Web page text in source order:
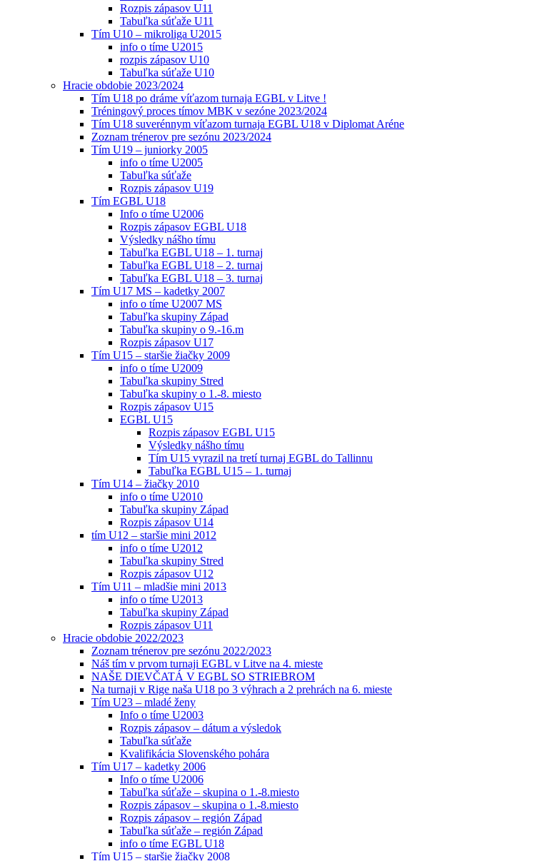
Rozpis zápasov U11
Tabuľka súťaže U11
Tím U10 – mikroliga U2015
info o tíme U2015
rozpis zápasov U10
Tabuľka súťaže U10
Hracie obdobie 2023/2024
Tím U18 po dráme víťazom turnaja EGBL v Litve !
Tréningový proces tímov MBK v sezóne 2023/2024
Tím U18 suverénnym víťazom turnaja EGBL U18 v Diplomat Aréne
Zoznam trénerov pre sezónu 2023/2024
Tím U19 – juniorky 2005
info o tíme U2005
Tabuľka súťaže
Rozpis zápasov U19
Tím EGBL U18
Info o tíme U2006
Rozpis zápasov EGBL U18
Výsledky nášho tímu
Tabuľka EGBL U18 – 1. turnaj
Tabuľka EGBL U18 – 2. turnaj
Tabuľka EGBL U18 – 3. turnaj
Tím U17 MS – kadetky 2007
info o tíme U2007 MS
Tabuľka skupiny Západ
Tabuľka skupiny o 9.-16.m
Rozpis zápasov U17
Tím U15 – staršie žiačky 2009
info o tíme U2009
Tabuľka skupiny Stred
Tabuľka skupiny o 1.-8. miesto
Rozpis zápasov U15
EGBL U15
Rozpis zápasov EGBL U15
Výsledky nášho tímu
Tím U15 vyrazil na tretí turnaj EGBL do Tallinnu
Tabuľka EGBL U15 – 1. turnaj
Tím U14 – žiačky 2010
info o tíme U2010
Tabuľka skupiny Západ
Rozpis zápasov U14
tím U12 – staršie mini 2012
info o tíme U2012
Tabuľka skupiny Stred
Rozpis zápasov U12
Tím U11 – mladšie mini 2013
info o tíme U2013
Tabuľka skupiny Západ
Rozpis zápasov U11
Hracie obdobie 2022/2023
Zoznam trénerov pre sezónu 2022/2023
Náš tím v prvom turnaji EGBL v Litve na 4. mieste
NAŠE DIEVČATÁ V EGBL SO STRIEBROM
Na turnaji v Rige naša U18 po 3 výhrach a 2 prehrách na 6. mieste
Tím U23 – mladé ženy
Info o tíme U2003
Rozpis zápasov – dátum a výsledok
Tabuľka súťaže
Kvalifikácia Slovenského pohára
Tím U17 – kadetky 2006
Info o tíme U2006
Tabuľka súťaže – skupina o 1.-8.miesto
Rozpis zápasov – skupina o 1.-8.miesto
Rozpis zápasov – región Západ
Tabuľka súťaže – región Západ
info o tíme EGBL U18
Tím U15 – staršie žiačky 2008